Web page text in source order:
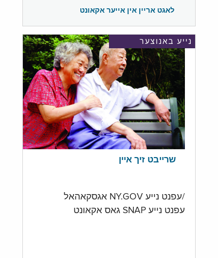
לאגט אריין אין אייער אקאונט
נייע באנוצער
שרייבט זיך איין
/עפנט נייע NY.GOV אגסקאהאל
עפנט נייע SNAP גאס אקאונט